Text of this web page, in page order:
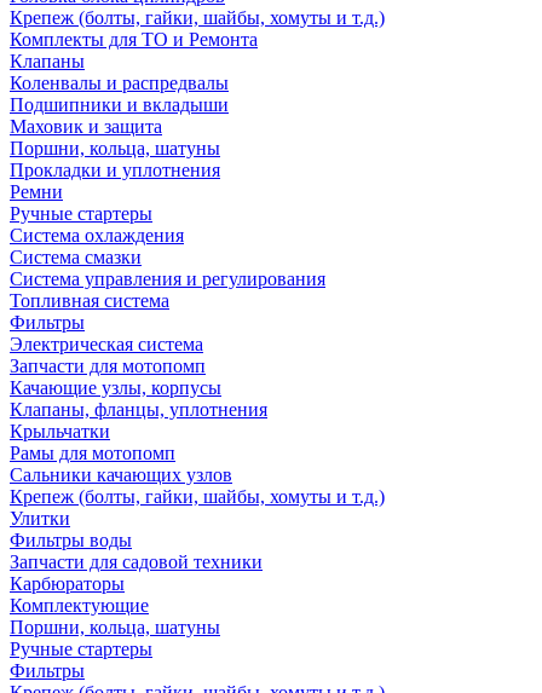
Крепеж (болты, гайки, шайбы, хомуты и т.д.)
Комплекты для ТО и Ремонта
Клапаны
Коленвалы и распредвалы
Подшипники и вкладыши
Маховик и защита
Поршни, кольца, шатуны
Прокладки и уплотнения
Ремни
Ручные стартеры
Система охлаждения
Система смазки
Система управления и регулирования
Топливная система
Фильтры
Электрическая система
Запчасти для мотопомп
Качающие узлы, корпусы
Клапаны, фланцы, уплотнения
Крыльчатки
Рамы для мотопомп
Сальники качающих узлов
Крепеж (болты, гайки, шайбы, хомуты и т.д.)
Улитки
Фильтры воды
Запчасти для садовой техники
Карбюраторы
Комплектующие
Поршни, кольца, шатуны
Ручные стартеры
Фильтры